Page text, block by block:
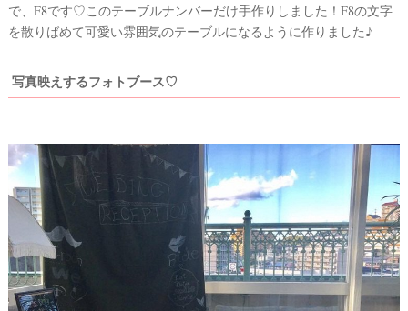
で、F8です♡このテーブルナンバーだけ手作りしました！F8の文字
を散りばめて可愛い雰囲気のテーブルになるように作りました♪
写真映えするフォトブース♡
ェ
グ
フ
ォ